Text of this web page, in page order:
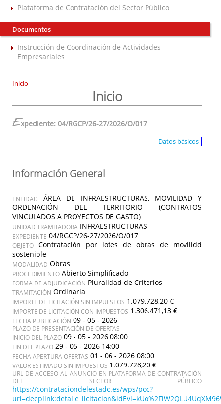
Plataforma de Contratación del Sector Público
Documentos
Instrucción de Coordinación de Actividades
Empresariales
Inicio
Inicio
Expediente: 04/RGCP/26-27/2026/O/017
Datos básicos
Información General
ENTIDAD
ÁREA DE INFRAESTRUCTURAS, MOVILIDAD Y
ORDENACIÓN DEL TERRITORIO (CONTRATOS
VINCULADOS A PROYECTOS DE GASTO)
UNIDAD TRAMITADORA INFRAESTRUCTURAS
EXPEDIENTE 04/RGCP/26-27/2026/O/017
OBJETO
Contratación por lotes de obras de movilidd
sostenible
MODALIDAD Obras
PROCEDIMIENTO Abierto Simplificado
FORMA DE ADJUDICACIÓN Pluralidad de Criterios
TRAMITACIÓN Ordinaria
IMPORTE DE LICITACIÓN SIN IMPUESTOS 1.079.728,20 €
IMPORTE DE LICITACIÓN CON IMPUESTOS 1.306.471,13 €
FECHA PUBLICACIÓN 09 - 05 - 2026
PLAZO DE PRESENTACIÓN DE OFERTAS
INICIO DEL PLAZO 09 - 05 - 2026 08:00
FIN DEL PLAZO 29 - 05 - 2026 14:00
FECHA APERTURA OFERTAS 01 - 06 - 2026 08:00
VALOR ESTIMADO SIN IMPUESTOS 1.079.728,20 €
URL DE ACCESO AL ANUNCIO EN PLATAFORMA DE CONTRATACIÓN
DEL SECTOR PÚBLICO
https://contrataciondelestado.es/wps/poc?